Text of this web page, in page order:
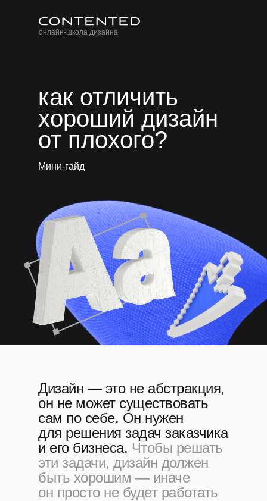
как отличить
хороший дизайн
от плохого?
Мини-гайд
онлайн-школа дизайна
Дизайн — это не абстракция,
он не может существовать
сам по себе. Он нужен
для решения задач заказчика
и его бизнеса. Чтобы решать
эти задачи, дизайн должен
быть хорошим — иначе
он просто не будет работать